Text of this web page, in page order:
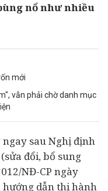
nổ như nhiều
mới
vẫn phải chờ danh mục
sau Nghị định
đổi, bổ sung
NĐ-CP ngày
hướng dẫn thi hành